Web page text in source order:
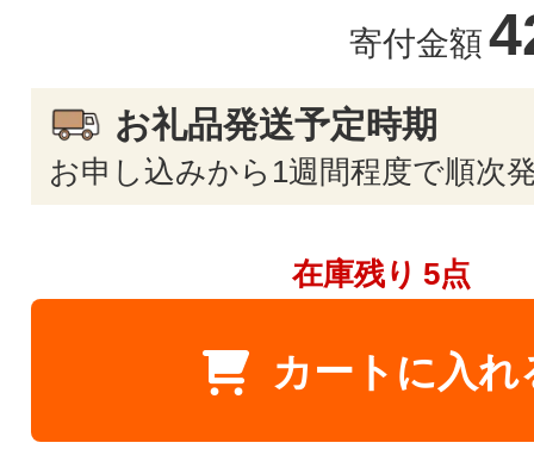
寄付金額
お礼品発送予定時期
お申し込みから1週間程度で順次
在庫残り 5点
カートに入れ